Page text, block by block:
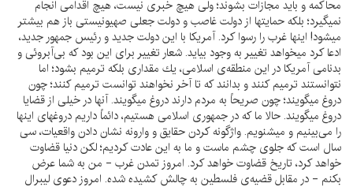
محاكمه و بايد مجازات بشوند؛ ولى هيچ خبرى نيست، هيچ اقدامى انجام
نميگيرد؛ بلكه حمايتها از دولت غاصب و دولت جعلى صهيونيستى باز هم بيشتر
ميشود! اينها غرب را رسوا كرد. آمريكا با اين دولت جديد و رئيس جمهور جديد،
ادعا كرد ميخواهد تغيير به وجود بيايد. شعار تغيير براى اين بود كه بى‌آبروئى و
بدنامى آمريكا در اين منطقه‌ى اسلامى، يك مقدارى بلكه ترميم بشود؛ اما
نتوانستند ترميم كنند و بدانند كه تا آخر نخواهند توانست ترميم كنند؛ چون
دروغ ميگويند؛ چون صريحاً به مردم دارند دروغ ميگويند. آنها در خيلى از قضايا
دروغ ميگويند. حالا ما كه در جمهورى اسلامى هستيم، دائماً داريم دروغهاى اينها
را مى‌بينيم و ميشنويم. واژگونه كردن حقايق و وارونه نشان دادن واقعيات، سى
سال است كه جلوى چشم ماست و ما به اين عادت كرديم؛ لكن دنيا قضاوت
خواهد كرد، تاريخ قضاوت خواهد كرد. امروز تمدن غرب - من به شما عرض
بكنم - در مقابل قضيه‌ى فلسطين به چالش كشيده شده. امروز دعوى ليبرال